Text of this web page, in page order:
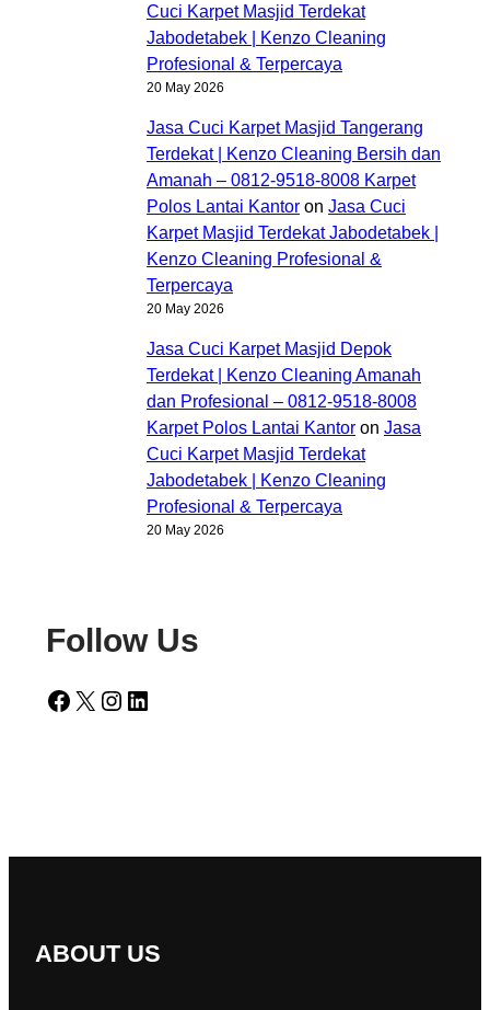
Cuci Karpet Masjid Terdekat
Jabodetabek | Kenzo Cleaning
Profesional & Terpercaya
20 May 2026
Jasa Cuci Karpet Masjid Tangerang
Terdekat | Kenzo Cleaning Bersih dan
Amanah – 0812-9518-8008 Karpet
Polos Lantai Kantor on Jasa Cuci
Karpet Masjid Terdekat Jabodetabek |
Kenzo Cleaning Profesional &
Terpercaya
20 May 2026
Jasa Cuci Karpet Masjid Depok
Terdekat | Kenzo Cleaning Amanah
dan Profesional – 0812-9518-8008
Karpet Polos Lantai Kantor on Jasa
Cuci Karpet Masjid Terdekat
Jabodetabek | Kenzo Cleaning
Profesional & Terpercaya
20 May 2026
Follow Us
Facebook X Instagram LinkedIn
ABOUT US